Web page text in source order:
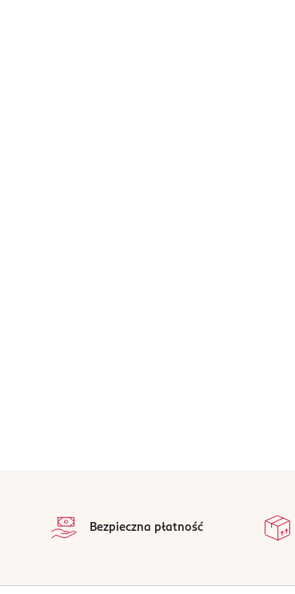
Bezpieczna płatność